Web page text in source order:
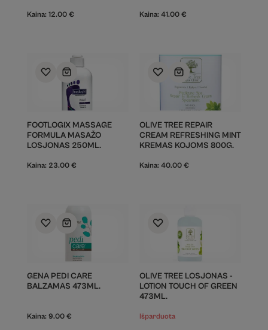
Kaina: 12.00 € Kaina: 41.00 €
FOOTLOGIX MASSAGE
FORMULA MASAŽO
LOSJONAS 250ML.
Kaina: 23.00 €
OLIVE TREE REPAIR
CREAM REFRESHING MINT
KREMAS KOJOMS 800G.
Kaina: 40.00 €
GENA PEDI CARE
BALZAMAS 473ML.
Kaina: 9.00 €
OLIVE TREE LOSJONAS -
LOTION TOUCH OF GREEN
473ML.
Išparduota